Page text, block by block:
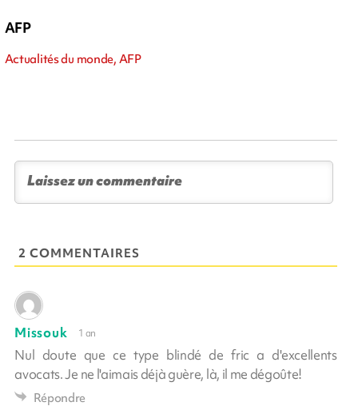
AFP
Actualités du monde, AFP
2 COMMENTAIRES
Missouk 1 an
Nul doute que ce type blindé de fric a d'excellents
avocats. Je ne l'aimais déjà guère, là, il me dégoûte!
Répondre